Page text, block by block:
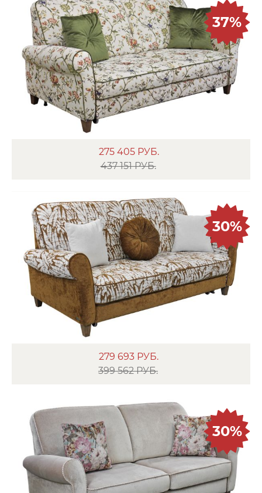
275 405 РУБ.
437 151 РУБ.
37%
279 693 РУБ.
399 562 РУБ.
30%
30%